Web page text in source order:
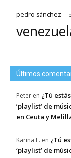
pedro sánchez
Últimos
Peter en ¿Tú
‘playlist’ de
en Ceuta y
Karina L. en ¿Tú
‘playlist’ de